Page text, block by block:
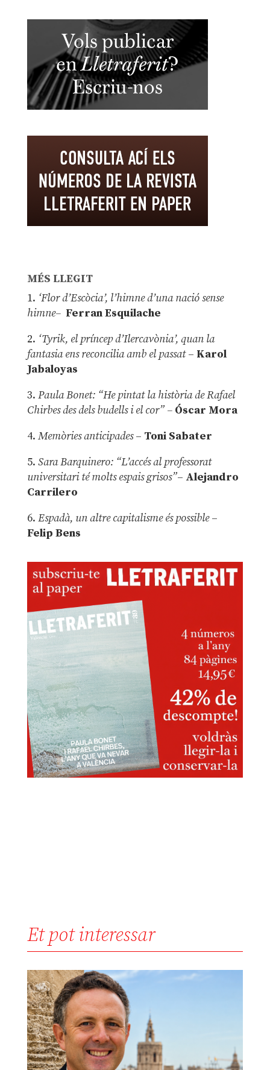
MÉS LLEGIT
1. ‘Flor d’Escòcia’, l’himne d’una nació sense
himne– Ferran Esquilache
2. ‘Tyrik, el príncep d’Ilercavònia’, quan la
fantasia ens reconcilia amb el passat– Karol
Jabaloyas
3. Paula Bonet: “He pintat la història de Rafael
Chirbes des dels budells i el cor” –Óscar Mora
4. Memòries anticipades– Toni Sabater
5. Sara Barquinero: “L’accés al professorat
universitari té molts espais grisos”– Alejandro
Carrilero
6. Espadà, un altre capitalisme és possible –
Felip Bens
Et pot interessar